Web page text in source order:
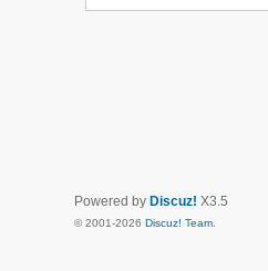
Powered by Discuz! X3.5
© 2001-2026 Discuz! Team